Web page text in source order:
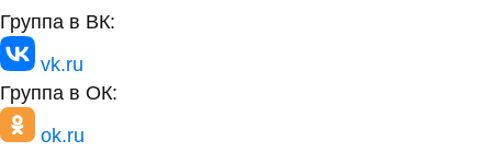
Группа в ВК:
vk.ru
Группа в ОК:
ok.ru